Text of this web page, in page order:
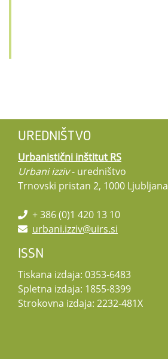
UREDNIŠTVO
Urbanistični inštitut RS
Urbani izziv- uredništvo
Trnovski pristan 2, 1000 Ljubljana
+ 386 (0)1 420 13 10
urbani.izziv@uirs.si
ISSN
Tiskana izdaja: 0353-6483
Spletna izdaja: 1855-8399
Strokovna izdaja: 2232-481X